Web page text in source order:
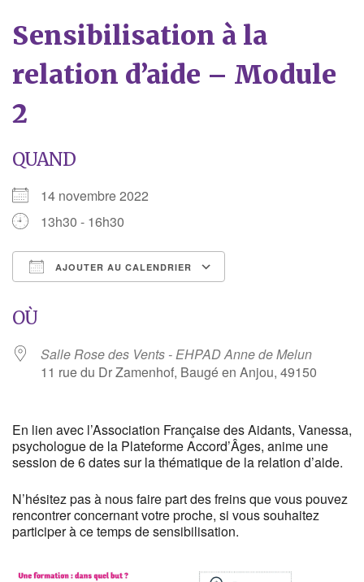
Sensibilisation à la
relation d’aide – Module
2
QUAND
14 novembre 2022
13h30 - 16h30
AJOUTER AU CALENDRIER
OÙ
Salle Rose des Vents - EHPAD Anne de Melun
11 rue du Dr Zamenhof, Baugé en Anjou, 49150
En lien avec l’Association Française des Aidants, Vanessa,
psychologue de la Plateforme Accord’Âges, anime une
session de 6 dates sur la thématique de la relation d’aide.
N’hésitez pas à nous faire part des freins que vous pouvez
rencontrer concernant votre proche, si vous souhaitez
participer à ce temps de sensibilisation.